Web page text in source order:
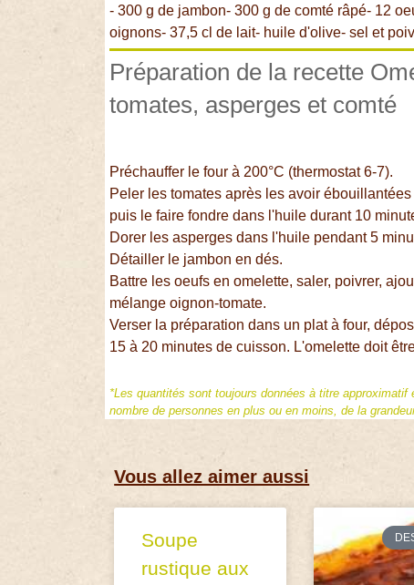
- 300 g de jambon- 300 g de comté râpé- 12
oignons- 37,5 cl de lait- huile d'olive- sel et
Préparation de la recette
tomates, asperges et comté
Préchauffer le four à 200°C (thermostat 6-7).
Peler les tomates après les avoir
puis le faire fondre dans l'huile durant 10
Dorer les asperges dans l'huile pendant 5
Détailler le jambon en dés.
Battre les oeufs en omelette, saler, poivrer,
mélange oignon-tomate.
Verser la préparation dans un plat à four,
15 à 20 minutes de cuisson. L'omelette doit
*Les quantités sont toujours données à titre
nombre de personnes en plus ou en moins, de la
Vous allez aimer aussi
Soupe
rustique aux